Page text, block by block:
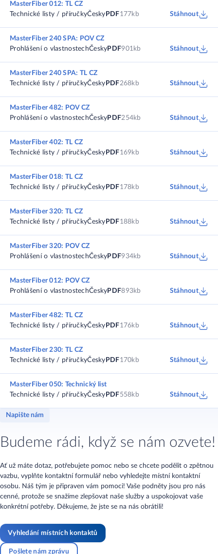
MasterFiber 012: TL CZ
Technické listy / příručkyČesky PDF177kb Stáhnout
MasterFiber 240 SPA: POV CZ
Prohlášení o vlastnostechČesky PDF901kb Stáhnout
MasterFiber 240 SPA: TL CZ
Technické listy / příručkyČesky PDF268kb Stáhnout
MasterFiber 482: POV CZ
Prohlášení o vlastnostechČesky PDF254kb Stáhnout
MasterFiber 402: TL CZ
Technické listy / příručkyČesky PDF169kb Stáhnout
MasterFiber 018: TL CZ
Technické listy / příručkyČesky PDF178kb Stáhnout
MasterFiber 320: TL CZ
Technické listy / příručkyČesky PDF188kb Stáhnout
MasterFiber 320: POV CZ
Prohlášení o vlastnostechČesky PDF934kb Stáhnout
MasterFiber 012: POV CZ
Prohlášení o vlastnostechČesky PDF893kb Stáhnout
MasterFiber 482: TL CZ
Technické listy / příručkyČesky PDF176kb Stáhnout
MasterFiber 230: TL CZ
Technické listy / příručkyČesky PDF170kb Stáhnout
MasterFiber 050: Technický list
Technické listy / příručkyČesky PDF558kb Stáhnout
Napište nám
Budeme rádi, když se nám ozvete!
Ať už máte dotaz, potřebujete pomoc nebo se chcete podělit o zpětnou
vazbu, vyplňte kontaktní formulář nebo vyhledejte místní kontaktní
osobu. Náš tým je připraven vám pomoci! Vaše podněty jsou pro nás
cenné, protože se snažíme zlepšovat naše služby a uspokojovat vaše
konkrétní potřeby. Děkujeme, že jste se na nás obrátili!
Vyhledání místních kontaktů
Pošlete nám zprávu